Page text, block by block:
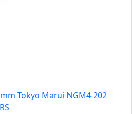
Tokyo Marui NGM4-202